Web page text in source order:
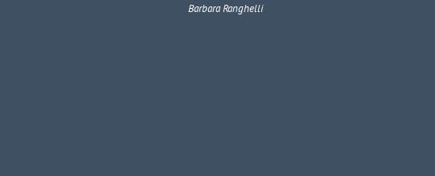
Barbara Ranghelli